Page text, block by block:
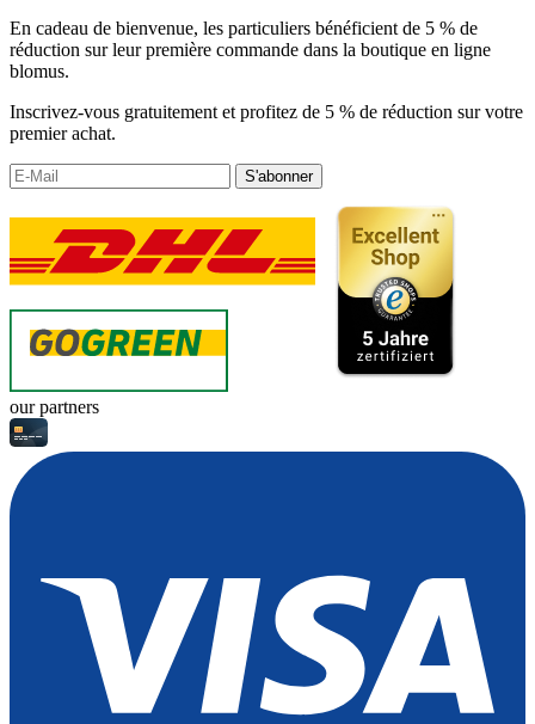
En cadeau de bienvenue, les particuliers bénéficient de 5 % de
réduction sur leur première commande dans la boutique en ligne
blomus.
Inscrivez-vous gratuitement et profitez de 5 % de réduction sur votre
premier achat.
S'abonner
our partners